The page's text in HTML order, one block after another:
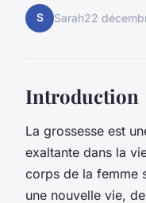
S Sarah22
Introduction
La grossesse est
exaltante dans la
corps de la femme
une nouvelle vie,